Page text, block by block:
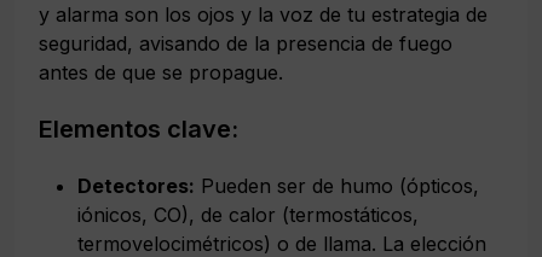
y alarma son los ojos y la voz de tu estrategia de
seguridad, avisando de la presencia de fuego
antes de que se propague.
Elementos clave:
Detectores: Pueden ser de humo (ópticos,
iónicos, CO), de calor (termostáticos,
termovelocimétricos) o de llama. La elección